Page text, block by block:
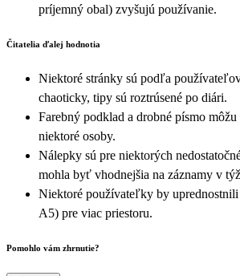
príjemný obal) zvyšujú používanie.
Čitatelia ďalej hodnotia
Niektoré stránky sú podľa
chaoticky, tipy sú roztrúsené po diári.
Farebný podklad a drobné písmo
niektoré osoby.
Nálepky sú pre niektorých
mohla byť vhodnejšia na záznamy v
Niektoré používateľky by uprednostnili
A5) pre viac priestoru.
Pomohlo vám zhrnutie?